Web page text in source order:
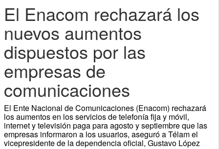
El Enacom rechazará los
nuevos aumentos
dispuestos por las
empresas de
comunicaciones
El Ente Nacional de Comunicaciones (Enacom) rechazará
los aumentos en los servicios de telefonía fija y móvil,
internet y televisión paga para agosto y septiembre que las
empresas informaron a los usuarios, aseguró a Télam el
vicepresidente de la dependencia oficial, Gustavo López